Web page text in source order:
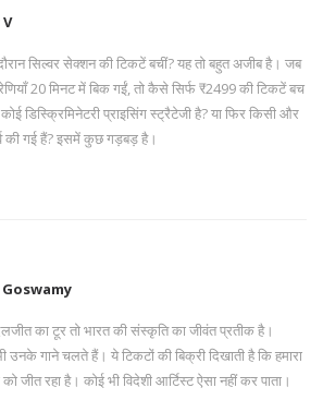
सिल्वर सेक्शन की टिकटें बचीं? यह तो बहुत अजीब है। जब
20 मिनट में बिक गईं, तो कैसे सिर्फ ₹2499 की टिकटें बच
डिस्क्रिमिनेटरी प्राइसिंग स्ट्रैटेजी है? या फिर किसी और
की गई हैं? इसमें कुछ गड़बड़ है।
का टूर तो भारत की संस्कृति का जीवंत प्रतीक है।
उनके गाने चलते हैं। ये टिकटों की बिक्री दिखाती है कि हमारा
जीत रहा है। कोई भी विदेशी आर्टिस्ट ऐसा नहीं कर पाता।